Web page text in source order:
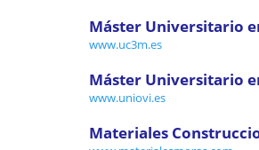
Máster Universitario
www.uc3m.es
Máster Universitario
www.uniovi.es
Materiales